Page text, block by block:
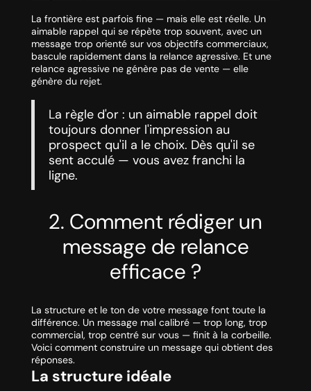
La frontière est parfois fine — mais elle est réelle. Un
aimable rappel qui se répète trop souvent, avec un
message trop orienté sur vos objectifs commerciaux,
bascule rapidement dans la relance agressive. Et une
relance agressive ne génère pas de vente — elle
génère du rejet.
La règle d'or : un aimable rappel doit
toujours donner l'impression au
prospect qu'il a le choix. Dès qu'il se
sent acculé — vous avez franchi la
ligne.
2. Comment rédiger un
message de relance
efficace ?
La structure et le ton de votre message font toute la
différence. Un message mal calibré — trop long, trop
commercial, trop centré sur vous — finit à la corbeille.
Voici comment construire un message qui obtient des
réponses.
La structure idéale